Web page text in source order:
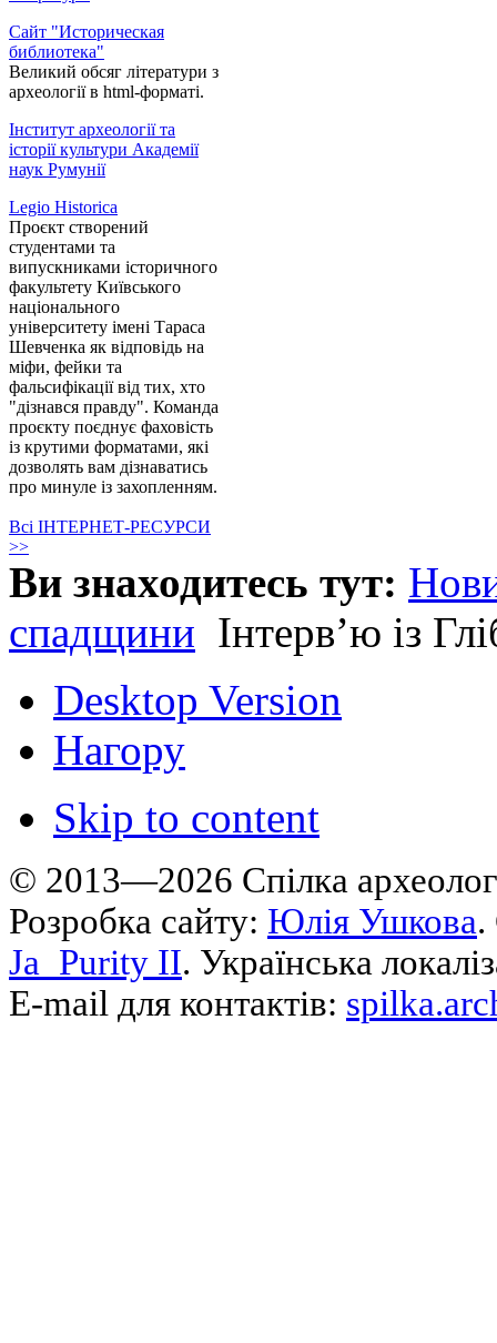
Сайт "Историческая
библиотека"
Великий обсяг літератури з
археології в html-форматі.
Інститут археології та
історії культури Академії
наук Румунії
Legio Historica
Проєкт створений
студентами та
випускниками історичного
факультету Київського
національного
університету імені Тараса
Шевченка як відповідь на
міфи, фейки та
фальсифікації від тих, хто
"дізнався правду". Команда
проєкту поєднує фаховість
із крутими форматами, які
дозволять вам дізнаватись
про минуле із захопленням.
Всі ІНТЕРНЕТ-РЕСУРСИ
>>
Ви знаходитесь тут:
спадщини Інтерв’ю із
Desktop Version
Нагору
Skip to content
© 2013—2026 Cпілка
Розробка сайту: Юлія Ушкова.
Ja_Purity II. Українська
E-mail для контактів: